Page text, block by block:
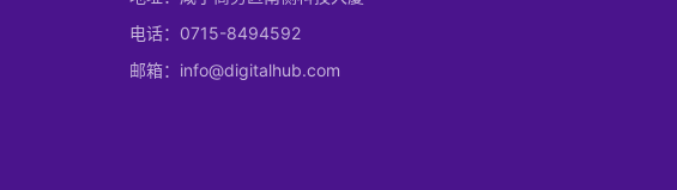
电话：0715-8494592
邮箱：info@digitalhub.com